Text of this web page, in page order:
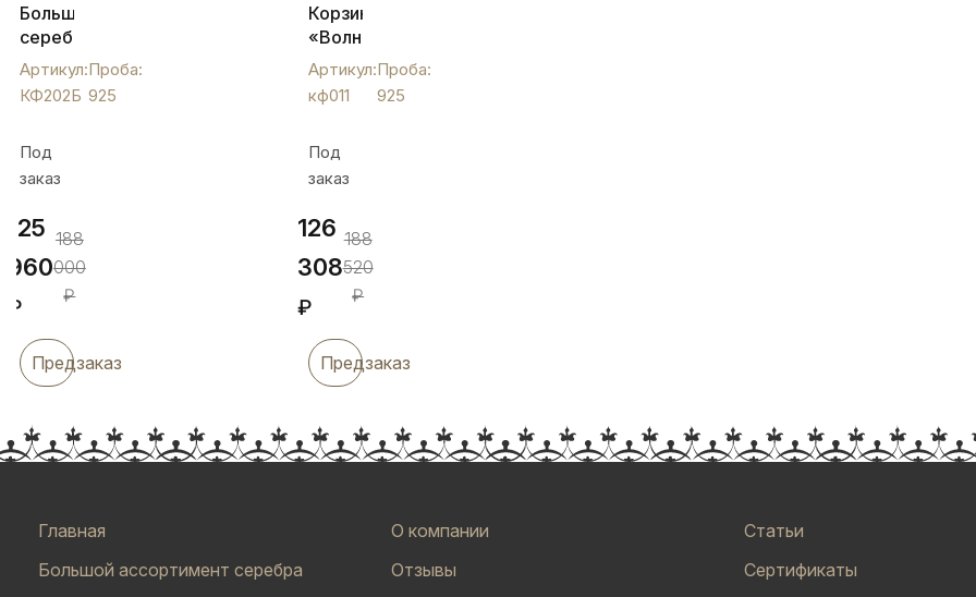
Большая
серебряная
конфетница
"Корзинка",
КФ202Б
Артикул:
КФ202Б
Проба:
925
Под
заказ
125
960
₽
188
000
₽
Предзаказ
Корзинка
«Волна»
(большая),
кф011
Артикул:
кф011
Проба:
925
Под
заказ
126
308
₽
188
520
₽
Предзаказ
Главная
Большой ассортимент серебра
О компании
Отзывы
Статьи
Сертификаты